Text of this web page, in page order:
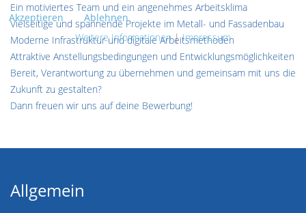
Ein motiviertes Team und ein angenehmes Arbeitsklima
Vielseitige und spannende Projekte im Metall- und Fassadenbau
Moderne Infrastruktur und digitale Arbeitsmethoden
Attraktive Anstellungsbedingungen und Entwicklungsmöglichkeiten
Bereit, Verantwortung zu übernehmen und gemeinsam mit uns die
Zukunft zu gestalten?
Dann freuen wir uns auf deine Bewerbung!
Allgemein
Akzeptieren
Ablehnen
Weitere Informationen|Impressum